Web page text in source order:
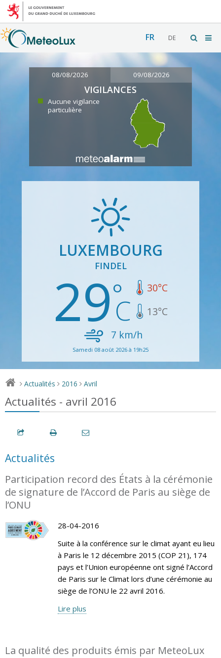
FR DE
08/08/2026 09/08/2026
VIGILANCES
Aucune vigilance
particulière
LUXEMBOURG
FINDEL
29 30°C
13°C
7 km/h
Samedi 08 août 2026 à 19h25
> Actualités > 2016 > Avril
Actualités - avril 2016
Actualités
Participation record des États à la cérémonie
de signature de l’Accord de Paris au siège de
l’ONU
28-04-2016
Suite à la conférence sur le climat ayant eu lieu
à Paris le 12 décembre 2015 (COP 21), 174
pays et l’Union européenne ont signé l’Accord
de Paris sur le Climat lors d’une cérémonie au
siège de l’ONU le 22 avril 2016.
Lire plus
La qualité des produits émis par MeteoLux